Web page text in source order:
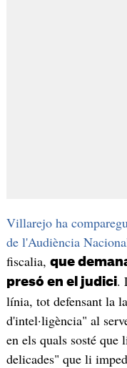
Villarejo ha
de l'Audiència
fiscalia, que
presó en el judici.
línia, tot defensant la
d'intel·ligència" al
en els quals sosté
delicades" que li